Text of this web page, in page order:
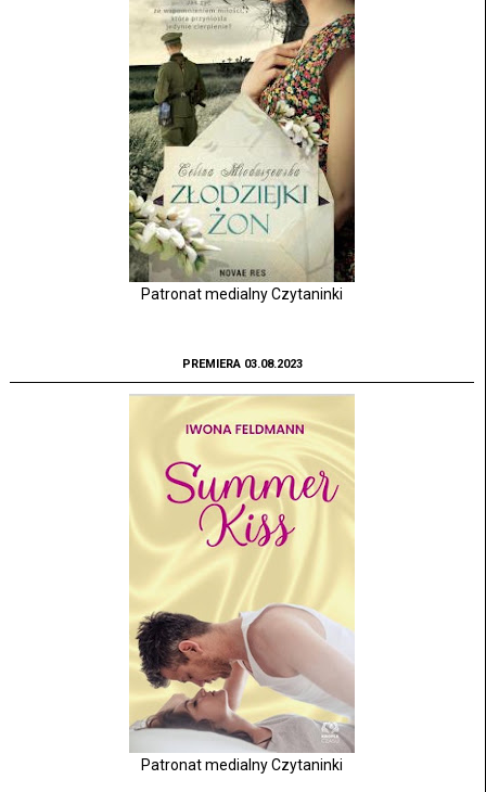
Patronat medialny Czytaninki
PREMIERA 03.08.2023
Patronat medialny Czytaninki